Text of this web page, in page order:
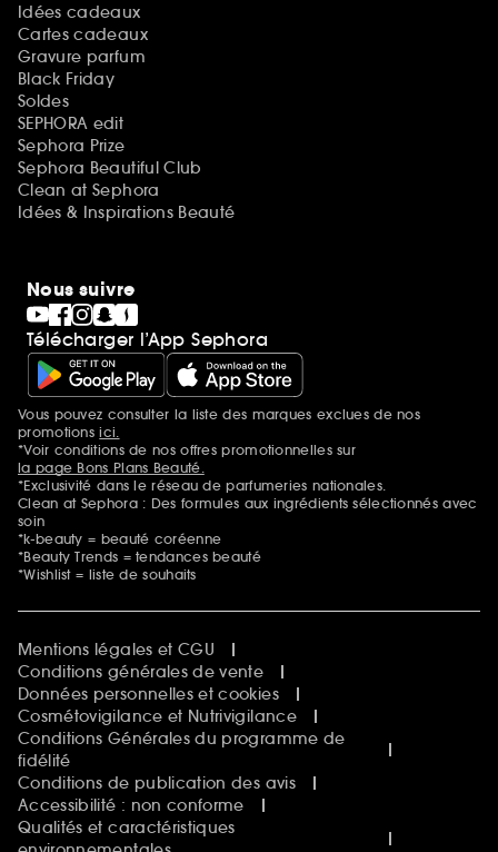
Idées cadeaux
Cartes cadeaux
Gravure parfum
Black Friday
Soldes
SEPHORA edit
Sephora Prize
Sephora Beautiful Club
Clean at Sephora
Idées & Inspirations Beauté
Nous suivre
Télécharger l’App Sephora
Mentions additionnelles
Vous pouvez consulter la liste des marques exclues de nos
promotionsici.
*Voir conditions de nos offres promotionnelles sur
la page Bons Plans Beauté.
*Exclusivité dans le réseau de parfumeries nationales.
Clean at Sephora : Des formules aux ingrédients sélectionnés avec
soin
*k-beauty = beauté coréenne
*Beauty Trends = tendances beauté
*Wishlist = liste de souhaits
Mentions légales et CGU
Conditions générales de vente
Données personnelles et cookies
Cosmétovigilance et Nutrivigilance
Conditions Générales du programme de
fidélité
Conditions de publication des avis
Accessibilité : non conforme
Qualités et caractéristiques